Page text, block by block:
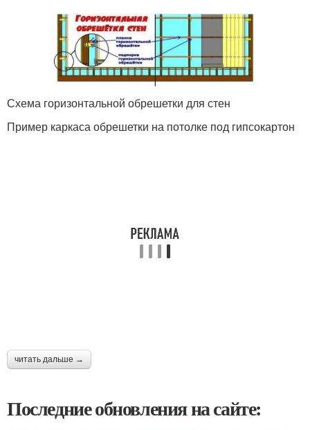
Схема горизонтальной обрешетки для стен
Пример каркаса обрешетки на потолке под гипсокартон
читать дальше →
Последние обновления на сайте: